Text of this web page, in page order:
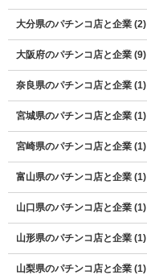
大分県のパチンコ店と企業 (2)
大阪府のパチンコ店と企業 (9)
奈良県のパチンコ店と企業 (1)
宮城県のパチンコ店と企業 (1)
宮崎県のパチンコ店と企業 (1)
富山県のパチンコ店と企業 (1)
山口県のパチンコ店と企業 (1)
山形県のパチンコ店と企業 (1)
山梨県のパチンコ店と企業 (1)